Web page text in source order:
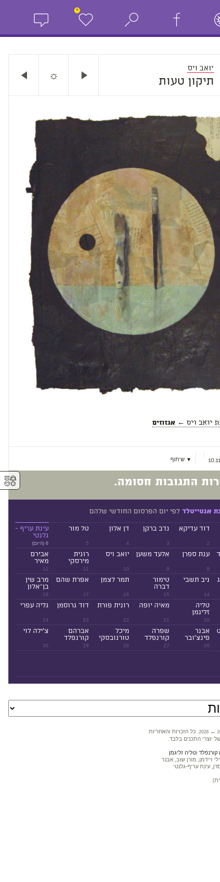
+
יואב ויס
תיקון טעות ☼
יואב ויס ← אגזוזים
▼ שיתוף
התגובות חסומה.
אנטייטלד לפי יום הפרסום החודשי שלהם
2
דוד עדיקא
3
נדב ברקן
4
דן אלון
5
טל מור
6 (היום)
עינת עריף -
גלנטי
8
ענת ספרן
9
אלעד משען
10
יואב ויס
11
רונית
מירסקי
12
אבירם
מאיר
14
ניב תשבי
15
טימור
דברה
16
תמר לצמן
17
אפרת שהם
18
מרב שין
בן־אלון
20
טליה
זליגמן
21
מאיה יופה
22
רונית פורת
23
דוד גרוסמן
24
גליה עפרי
26
אבנר
פינצ'ובר
27
שפרה
קורנפלד
28
מיכל
טורנובסקי
29
אברהם
קורנפלד
30
צ'ילה לוי
2026 ←
. כל הזכויות והאחריות
יוצרי התכנים בלבד.
וטליה זליגמן
זיידמן, מורן שוב, אבנר
עינת עריף-גלנטי
⚥︎